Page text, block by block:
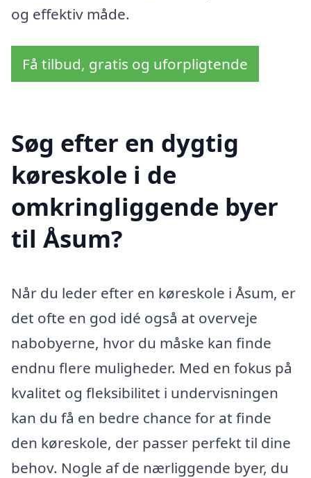
og effektiv måde.
Få tilbud, gratis og uforpligtende
Søg efter en dygtig
køreskole i de
omkringliggende byer
til Åsum?
Når du leder efter en køreskole i Åsum, er
det ofte en god idé også at overveje
nabobyerne, hvor du måske kan finde
endnu flere muligheder. Med en fokus på
kvalitet og fleksibilitet i undervisningen
kan du få en bedre chance for at finde
den køreskole, der passer perfekt til dine
behov. Nogle af de nærliggende byer, du